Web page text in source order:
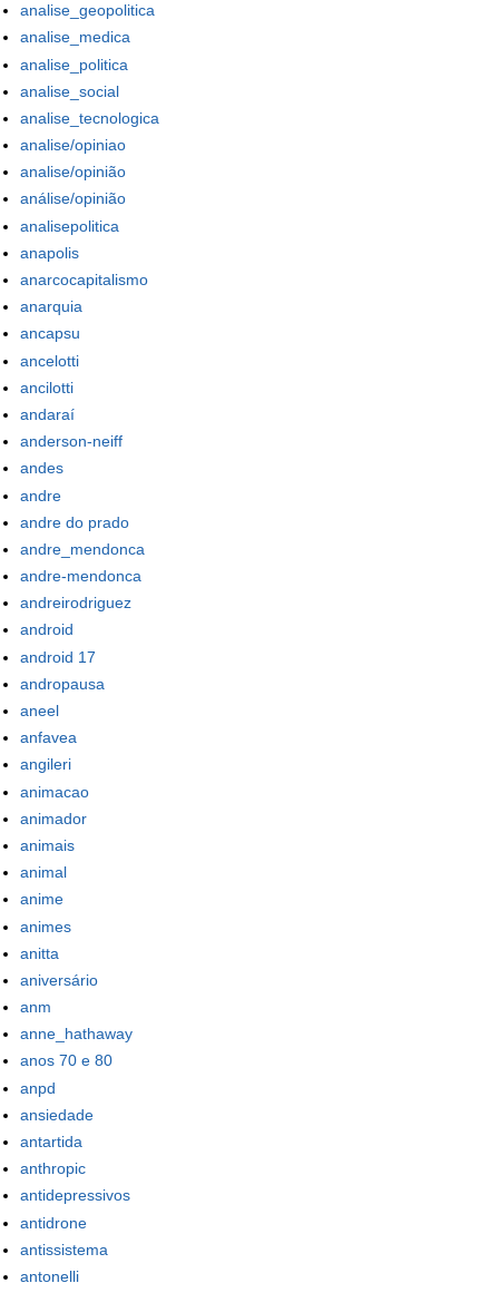
analise_geopolitica
analise_medica
analise_politica
analise_social
analise_tecnologica
analise/opiniao
analise/opinião
análise/opinião
analisepolitica
anapolis
anarcocapitalismo
anarquia
ancapsu
ancelotti
ancilotti
andaraí
anderson-neiff
andes
andre
andre do prado
andre_mendonca
andre-mendonca
andreirodriguez
android
android 17
andropausa
aneel
anfavea
angileri
animacao
animador
animais
animal
anime
animes
anitta
aniversário
anm
anne_hathaway
anos 70 e 80
anpd
ansiedade
antartida
anthropic
antidepressivos
antidrone
antissistema
antonelli